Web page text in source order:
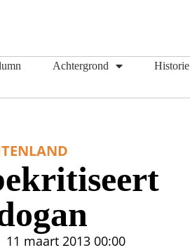
Achtergrond Historie
11 maart 2013 00:00